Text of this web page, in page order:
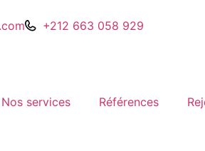
+212 663 058 929
Nos services Références